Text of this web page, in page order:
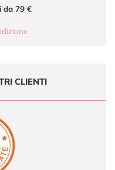
da 79 €
CLIENTI